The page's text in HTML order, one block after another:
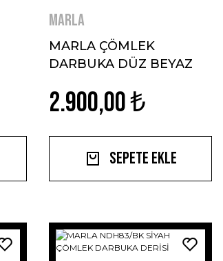
MARLA
MARLA ÇÖMLEK
DARBUKA DÜZ BEYAZ
2.900,00 ₺
Sepete Ekle